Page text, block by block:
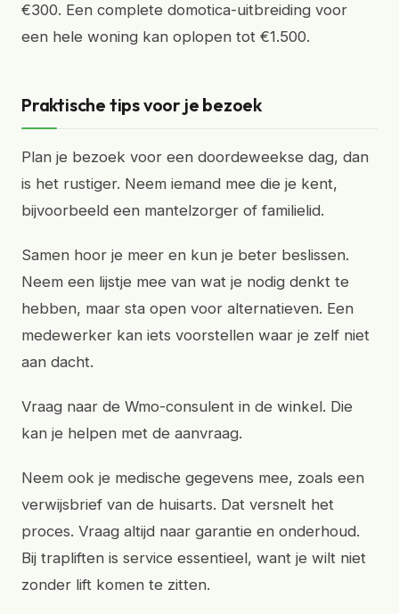
€300. Een complete domotica-uitbreiding voor
een hele woning kan oplopen tot €1.500.
Praktische tips voor je bezoek
Plan je bezoek voor een doordeweekse dag, dan
is het rustiger. Neem iemand mee die je kent,
bijvoorbeeld een mantelzorger of familielid.
Samen hoor je meer en kun je beter beslissen.
Neem een lijstje mee van wat je nodig denkt te
hebben, maar sta open voor alternatieven. Een
medewerker kan iets voorstellen waar je zelf niet
aan dacht.
Vraag naar de Wmo-consulent in de winkel. Die
kan je helpen met de aanvraag.
Neem ook je medische gegevens mee, zoals een
verwijsbrief van de huisarts. Dat versnelt het
proces. Vraag altijd naar garantie en onderhoud.
Bij trapliften is service essentieel, want je wilt niet
zonder lift komen te zitten.